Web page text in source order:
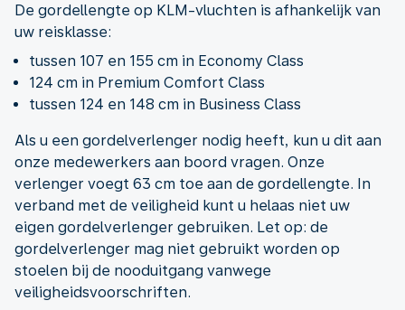
De gordellengte op KLM-vluchten is afhankelijk van
uw reisklasse:
tussen 107 en 155 cm in Economy Class
124 cm in Premium Comfort Class
tussen 124 en 148 cm in Business Class
Als u een gordelverlenger nodig heeft, kun u dit aan
onze medewerkers aan boord vragen. Onze
verlenger voegt 63 cm toe aan de gordellengte. In
verband met de veiligheid kunt u helaas niet uw
eigen gordelverlenger gebruiken. Let op: de
gordelverlenger mag niet gebruikt worden op
stoelen bij de nooduitgang vanwege
veiligheidsvoorschriften.